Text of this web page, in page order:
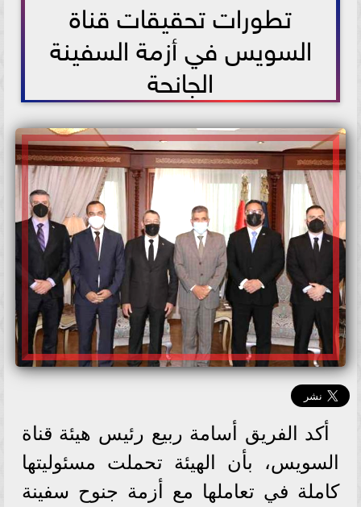
تطورات تحقيقات قناة
السويس في أزمة السفينة
الجانحة
أكد الفريق أسامة ربيع رئيس هيئة قناة
السويس، بأن الهيئة تحملت مسئوليتها
كاملة في تعاملها مع أزمة جنوح سفينة